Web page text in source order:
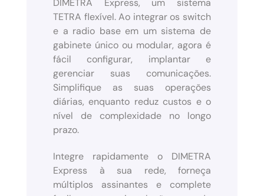
DIMETRA Express, um sistema
TETRA flexível. Ao integrar os switch
e a radio base em um sistema de
gabinete único ou modular, agora é
fácil configurar, implantar e
gerenciar suas comunicações.
Simplifique as suas operações
diárias, enquanto reduz custos e o
nível de complexidade no longo
prazo.
Integre rapidamente o DIMETRA
Express à sua rede, forneça
múltiplos assinantes e complete